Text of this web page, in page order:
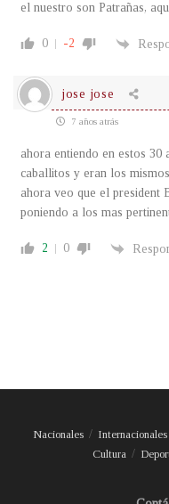
el nuestro son Patrañas,
0 -2
jose jose
7 años atrás
ahora entiendo en estos 30
caballitos y eran los
ahora veo que el president
poniendo a los mas
2 0
Nacionales Internacionales
Cultura